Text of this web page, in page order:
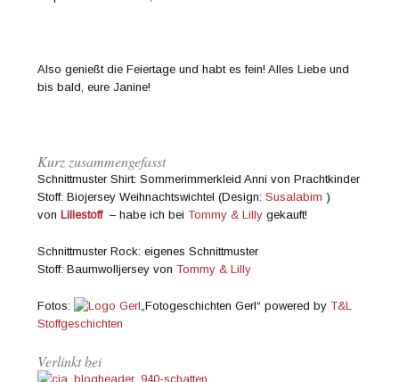
Also genießt die Feiertage und habt es fein! Alles Liebe und
bis bald, eure Janine!
Kurz zusammengefasst
Schnittmuster Shirt: Sommerimmerkleid Anni von Prachtkinder
Stoff: Biojersey Weihnachtswichtel (Design:Susalabim )
von Lillestoff– habe ich beiTommy & Lilly gekauft!
Schnittmuster Rock: eigenes Schnittmuster
Stoff: Baumwolljersey vonTommy & Lilly
Fotos: „Fotogeschichten Gerl“ powered byT&L
Stoffgeschichten
Verlinkt bei